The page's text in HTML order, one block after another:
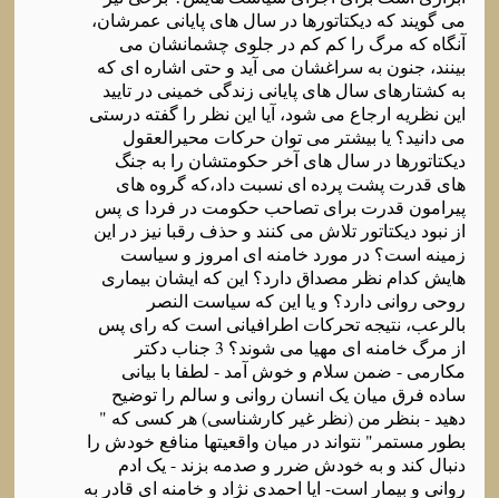
می گویند که دیکتاتورها در سال های پایانی عمرشان،
آنگاه که مرگ را کم کم در جلوی چشمانشان می
بینند، جنون به سراغشان می آید و حتی اشاره ای که
به کشتارهای سال های پایانی زندگی خمینی در تایید
این نظریه ارجاع می شود، آیا این نظر را گفته درستی
می دانید؟ یا بیشتر می توان حرکات محیرالعقول
دیکتاتورها در سال های آخر حکومتشان را به جنگ
های قدرت پشت پرده ای نسبت داد،که گروه های
پیرامون قدرت برای تصاحب حکومت در فردا ی پس
از نبود دیکتاتور تلاش می کنند و حذف رقبا نیز در این
زمینه است؟ در مورد خامنه ای امروز و سیاست
هایش کدام نظر مصداق دارد؟ این که ایشان بیماری
روحی روانی دارد؟ و یا این که سیاست النصر
بالرعب، نتیجه تحرکات اطرافیانی است که رای پس
از مرگ خامنه ای مهیا می شوند؟ 3 جناب دکتر
مکارمی - ضمن سلام و خوش آمد - لطفا با بیانی
ساده فرق میان یک انسان روانی و سالم را توضیح
دهید - بنظر من (نظر غیر کارشناسی) هر کسی که "
بطور مستمر" نتواند در میان واقعیتها منافع خودش را
دنبال کند و به خودش ضرر و صدمه بزند - یک ادم
روانی و بیمار است- ایا احمدی نژاد و خامنه ای قادر به